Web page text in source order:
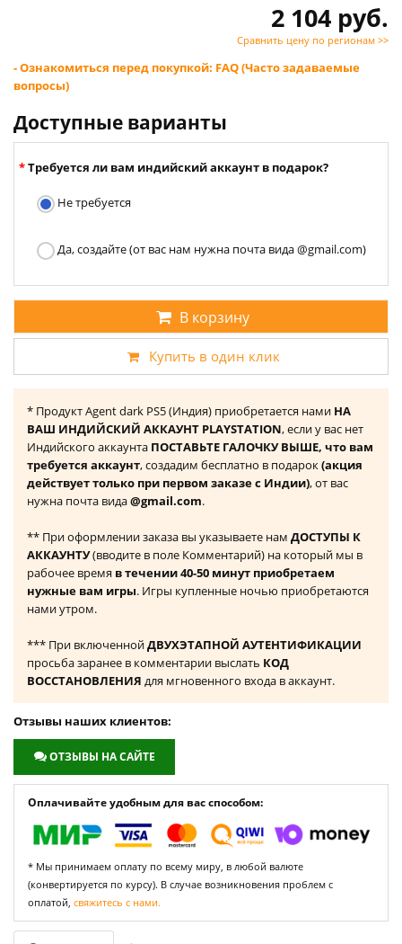
2 104 руб.
Сравнить цену по регионам >>
- Ознакомиться перед покупкой: FAQ (Часто задаваемые
вопросы)
Доступные варианты
Требуется ли вам индийский аккаунт в подарок?
Не требуется
Да, создайте (от вас нам нужна почта вида @gmail.com)
В корзину
Купить в один клик
* Продукт Agent dark PS5 (Индия) приобретается нами НА
ВАШ ИНДИЙСКИЙ АККАУНТ PLAYSTATION, если у вас нет
Индийского аккаунта ПОСТАВЬТЕ ГАЛОЧКУ ВЫШЕ, что вам
требуется аккаунт, создадим бесплатно в подарок(акция
действует только при первом заказе с Индии), от вас
нужна почта вида@gmail.com.
** При оформлении заказа вы указываете нам ДОСТУПЫ К
АККАУНТУ(вводите в поле Комментарий) на который мы в
рабочее время в течении 40-50 минут приобретаем
нужные вам игры. Игры купленные ночью приобретаются
нами утром.
*** При включеннойДВУХЭТАПНОЙ АУТЕНТИФИКАЦИИ
просьба заранее в комментарии выслать КОД
ВОССТАНОВЛЕНИЯ для мгновенного входа в аккаунт.
Отзывы наших клиентов:
ОТЗЫВЫ НА САЙТЕ
Оплачивайте удобным для вас способом:
* Мы принимаем оплату по всему миру, в любой валюте
(конвертируется по курсу). В случае возникновения проблем с
оплатой, свяжитесь с нами.